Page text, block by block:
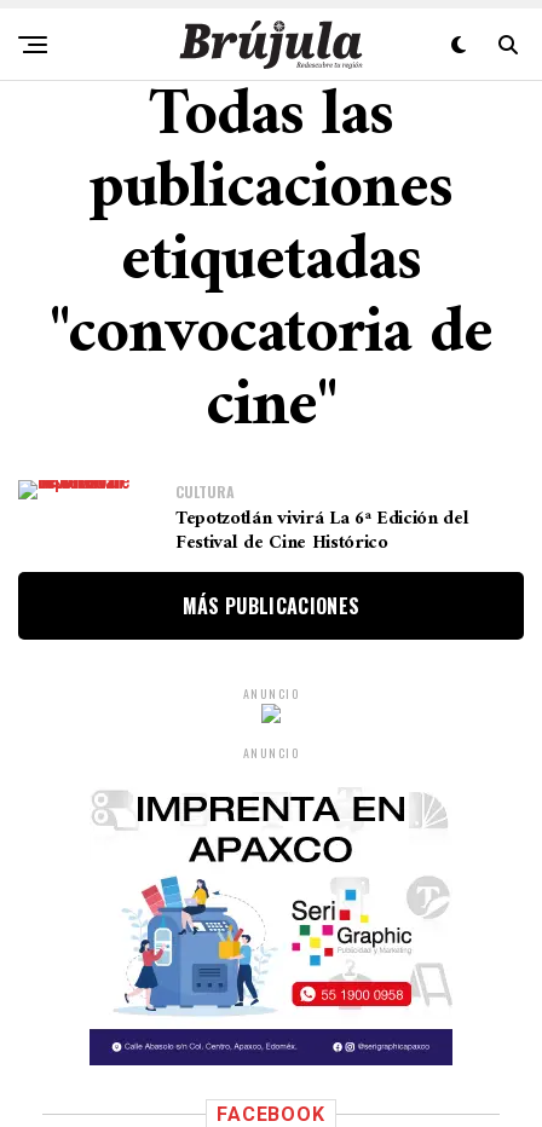
Todas las
publicaciones
etiquetadas
"convocatoria de
cine"
CULTURA
Tepotzotlán vivirá La 6ª Edición del
Festival de Cine Histórico
MÁS PUBLICACIONES
ANUNCIO
ANUNCIO
FACEBOOK